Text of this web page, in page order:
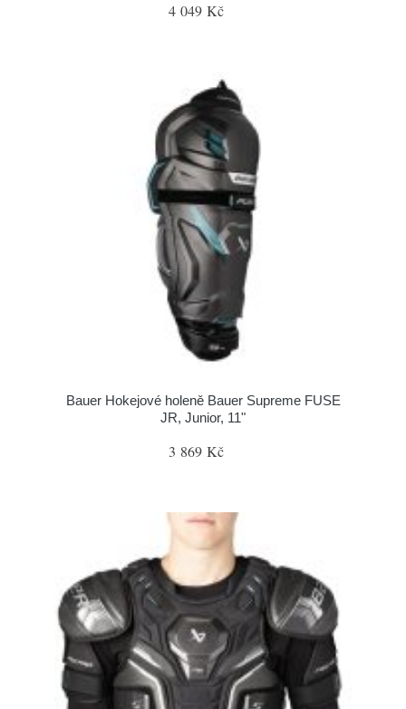
4 049 Kč
Bauer Hokejové holeně Bauer Supreme FUSE
JR, Junior, 11"
3 869 Kč